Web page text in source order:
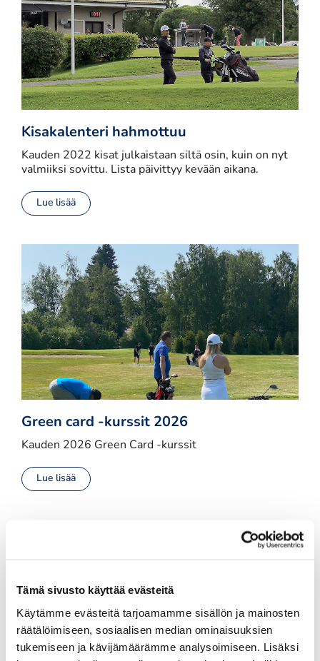
Tämä sivusto käyttää evästeitä
Käytämme evästeitä tarjoamamme sisällön ja mainosten
räätälöimiseen, sosiaalisen median ominaisuuksien
tukemiseen ja kävijämäärämme analysoimiseen. Lisäksi
Kisakalenteri hahmottuu
Kauden 2022 kisat julkaistaan siltä osin, kuin on nyt
valmiiksi sovittu. Lista päivittyy kevään aikana.
Lue lisää
Green card -kurssit 2026
Kauden 2026 Green Card -kurssit
Lue lisää
laskuehdotus kaikille seuran jäsenille. Pelioikeus
pitää sisällään myös seuran jäsenyyden. Alla on
tärkeätä tietoa laskuja koskien.